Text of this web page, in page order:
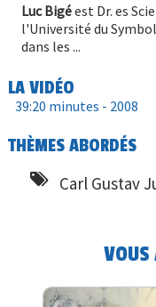
Luc Bigéest Dr. es
l'Université du
dans les ...
LA VIDÉO
39:20 minutes - 2008
THÈMES ABORDÉS
Carl Gustav